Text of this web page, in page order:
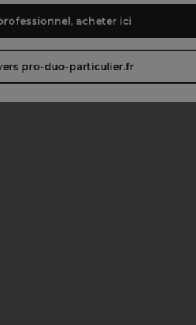
acheter ici
pro-duo-particulier.fr